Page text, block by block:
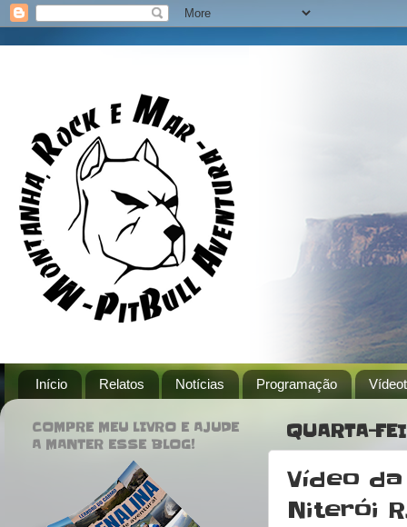
Início Relatos Notícias Programação
QUARTA-
Vídeo
Niterói
COMPRE MEU LIVRO E AJUDE
A MANTER ESSE BLOG!